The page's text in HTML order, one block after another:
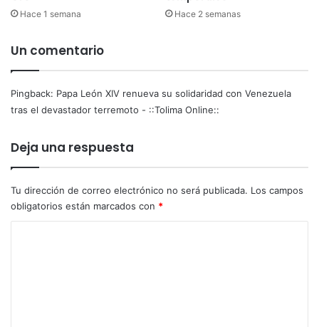
d
e
l
i
n
i
ó
i
Hace 1 semana Hace 2 semanas
Un comentario
Pingback: Papa León XIV renueva su solidaridad con Venezuela
tras el devastador terremoto - ::Tolima Online::
Deja una respuesta
Tu dirección de correo electrónico no será publicada. Los campos
obligatorios están marcados con *